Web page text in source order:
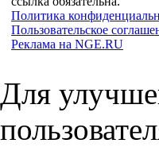
Политика
Пользовательское
Реклама на NGE.RU
Для